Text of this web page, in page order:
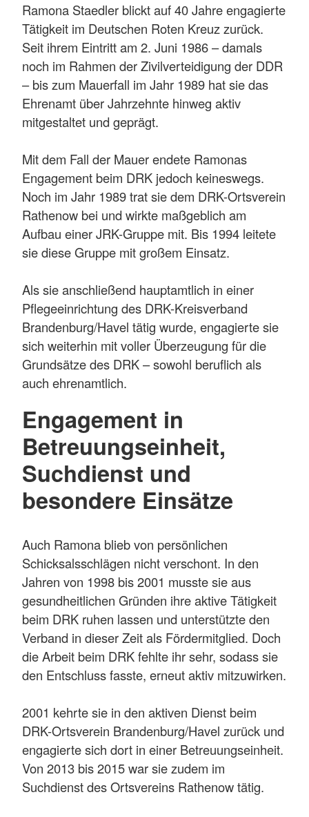
Ramona Staedler blickt auf 40 Jahre engagierte
Tätigkeit im Deutschen Roten Kreuz zurück.
Seit ihrem Eintritt am 2. Juni 1986 – damals
noch im Rahmen der Zivilverteidigung der DDR
– bis zum Mauerfall im Jahr 1989 hat sie das
Ehrenamt über Jahrzehnte hinweg aktiv
mitgestaltet und geprägt.
Mit dem Fall der Mauer endete Ramonas
Engagement beim DRK jedoch keineswegs.
Noch im Jahr 1989 trat sie dem DRK-Ortsverein
Rathenow bei und wirkte maßgeblich am
Aufbau einer JRK-Gruppe mit. Bis 1994 leitete
sie diese Gruppe mit großem Einsatz.
Als sie anschließend hauptamtlich in einer
Pflegeeinrichtung des DRK-Kreisverband
Brandenburg/Havel tätig wurde, engagierte sie
sich weiterhin mit voller Überzeugung für die
Grundsätze des DRK – sowohl beruflich als
auch ehrenamtlich.
Engagement in
Betreuungseinheit,
Suchdienst und
besondere Einsätze
Auch Ramona blieb von persönlichen
Schicksalsschlägen nicht verschont. In den
Jahren von 1998 bis 2001 musste sie aus
gesundheitlichen Gründen ihre aktive Tätigkeit
beim DRK ruhen lassen und unterstützte den
Verband in dieser Zeit als Fördermitglied. Doch
die Arbeit beim DRK fehlte ihr sehr, sodass sie
den Entschluss fasste, erneut aktiv mitzuwirken.
2001 kehrte sie in den aktiven Dienst beim
DRK-Ortsverein Brandenburg/Havel zurück und
engagierte sich dort in einer Betreuungseinheit.
Von 2013 bis 2015 war sie zudem im
Suchdienst des Ortsvereins Rathenow tätig.